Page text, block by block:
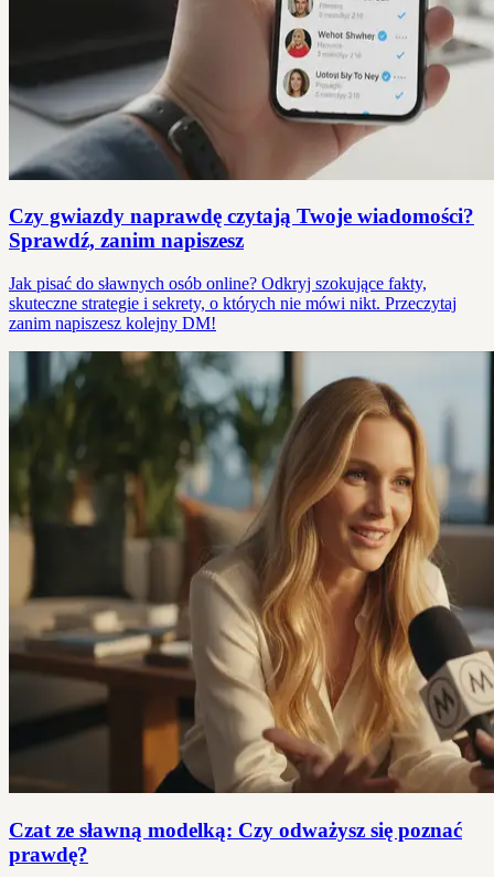
Czy gwiazdy naprawdę czytają Twoje wiadomości?
Sprawdź, zanim napiszesz
Jak pisać do sławnych osób online? Odkryj szokujące fakty,
skuteczne strategie i sekrety, o których nie mówi nikt. Przeczytaj
zanim napiszesz kolejny DM!
Czat ze sławną modelką: Czy odważysz się poznać
prawdę?